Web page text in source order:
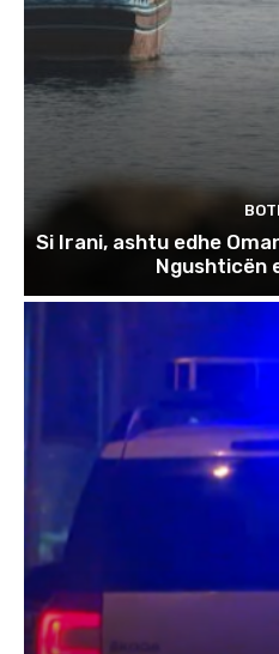
Si Irani, ashtu edhe
Ngushticën